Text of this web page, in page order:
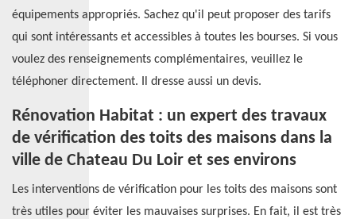
équipements appropriés. Sachez qu'il peut proposer des tarifs
qui sont intéressants et accessibles à toutes les bourses. Si vous
voulez des renseignements complémentaires, veuillez le
téléphoner directement. Il dresse aussi un devis.
Rénovation Habitat : un expert des travaux
de vérification des toits des maisons dans la
ville de Chateau Du Loir et ses environs
Les interventions de vérification pour les toits des maisons sont
très utiles pour éviter les mauvaises surprises. En fait, il est très